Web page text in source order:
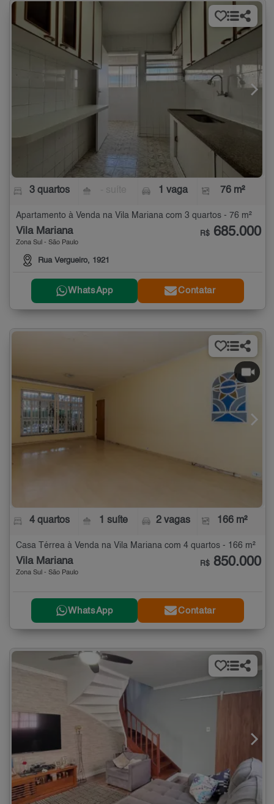
3 quartos 1 vaga 76 m²
Apartamento à Venda na Vila Mariana com 3 quartos - 76 m²
Vila Mariana
Zona Sul - São Paulo
Rua Vergueiro, 1921
R$ 685.000
WhatsApp Contatar
4 quartos 1 suíte 2 vagas 166 m²
Casa Térrea à Venda na Vila Mariana com 4 quartos - 166 m²
Vila Mariana
Zona Sul - São Paulo
R$ 850.000
WhatsApp Contatar